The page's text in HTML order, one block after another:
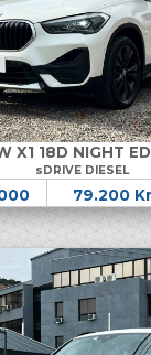
X1 18D NIGHT
sDRIVE DIESEL
79.200